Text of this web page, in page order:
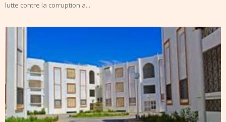
lutte contre la corruption a...